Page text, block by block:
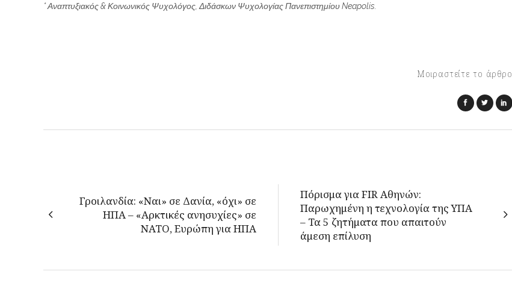
* Αναπτυξιακός & Κοινωνικός Ψυχολόγος, Διδάσκων Ψυχολογίας Πανεπιστημίου Neapolis.
Μοιραστείτε το άρθρο
Γροιλανδία: «Ναι» σε Δανία, «όχι» σε
ΗΠΑ – «Αρκτικές ανησυχίες» σε
ΝΑΤΟ, Ευρώπη για ΗΠΑ
Πόρισμα για FIR Αθηνών:
Παρωχημένη η τεχνολογία της ΥΠΑ
– Τα 5 ζητήματα που απαιτούν
άμεση επίλυση